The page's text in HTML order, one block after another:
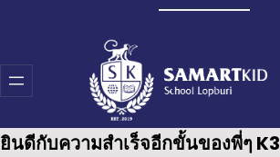
content
ยินดีกับความสำเร็จอีกขั้นของพี่ๆ K3